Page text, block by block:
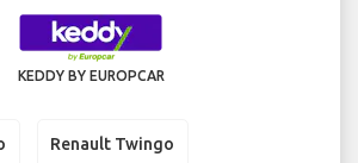
KEDDY BY EUROPCAR
Renault Twingo